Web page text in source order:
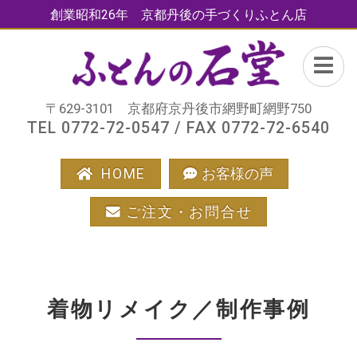
創業昭和26年 京都丹後の手づくりふとん店
〒629-3101 京都府京丹後市網野町網野750
TEL 0772-72-0547 / FAX 0772-72-6540
HOME お客様の声
ご注文・お問合せ
着物リメイク／制作事例